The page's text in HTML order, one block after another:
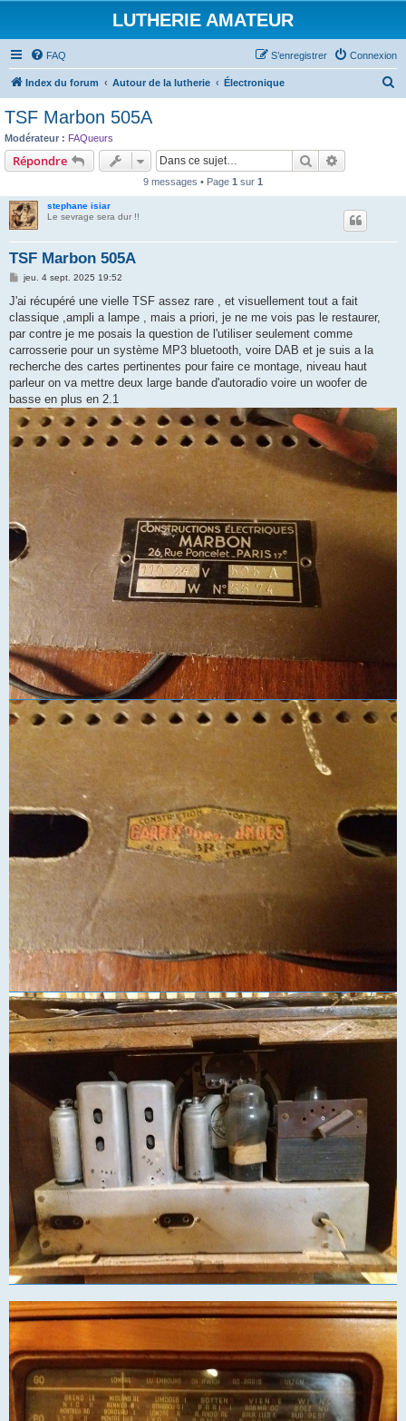
LUTHERIE AMATEUR
FAQ Connexion
S’enregistrer
Index du forum Autour de la lutherie Électronique
TSF Marbon 505A
Modérateur : FAQueurs
Répondre Rechercher
9 messages • Page 1 sur 1
stephane isiar
Le sevrage sera dur !!
TSF Marbon 505A
M
s
a
g
jeu. 4 sept. 2025 19:52
J'ai récupéré une vielle TSF assez rare , et visuellement tout a fait
classique ,ampli a lampe , mais a priori, je ne me vois pas le restaurer,
par contre je me posais la question de l'utiliser seulement comme
carrosserie pour un système MP3 bluetooth, voire DAB et je suis a la
recherche des cartes pertinentes pour faire ce montage, niveau haut
parleur on va mettre deux large bande d'autoradio voire un woofer de
basse en plus en 2.1